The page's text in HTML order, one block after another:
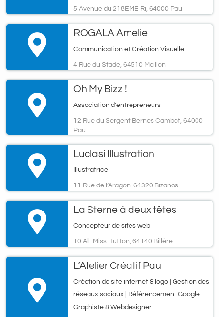
5 Avenue du 218EME Ri, 64000 Pau
ROGALA Amelie
Communication et Création Visuelle
4 Rue du Stade, 64510 Meillon
Oh My Bizz !
Association d'entrepreneurs
12 Rue du Sergent Bernes Cambot, 64000
Pau
Luclasi Illustration
Illustratrice
11 Rue de l’Aragon, 64320 Bizanos
La Sterne à deux têtes
Concepteur de sites web
10 All. Miss Hutton, 64140 Billère
L’Atelier Créatif Pau
Création de site internet & logo | Gestion des
réseaux sociaux | Référencement Google
Graphiste & Webdesigner